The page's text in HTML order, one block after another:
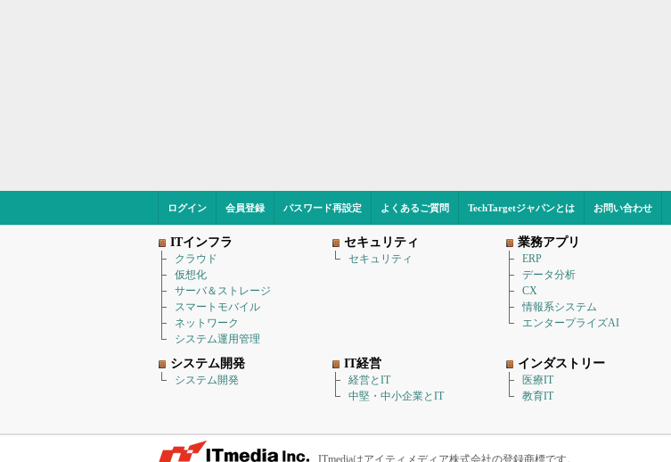
ログイン 会員登録 パスワード再設定 よくあるご質問 TechTargetジャパンとは お問い合わせ
ITインフラ
クラウド
仮想化
サーバ＆ストレージ
スマートモバイル
ネットワーク
システム運用管理
セキュリティ
セキュリティ
業務アプリ
ERP
データ分析
CX
情報系システム
エンタープライズAI
システム開発
システム開発
IT経営
経営とIT
中堅・中小企業とIT
インダストリー
医療IT
教育IT
ITmediaはアイティメディア株式会社の登録商標です。